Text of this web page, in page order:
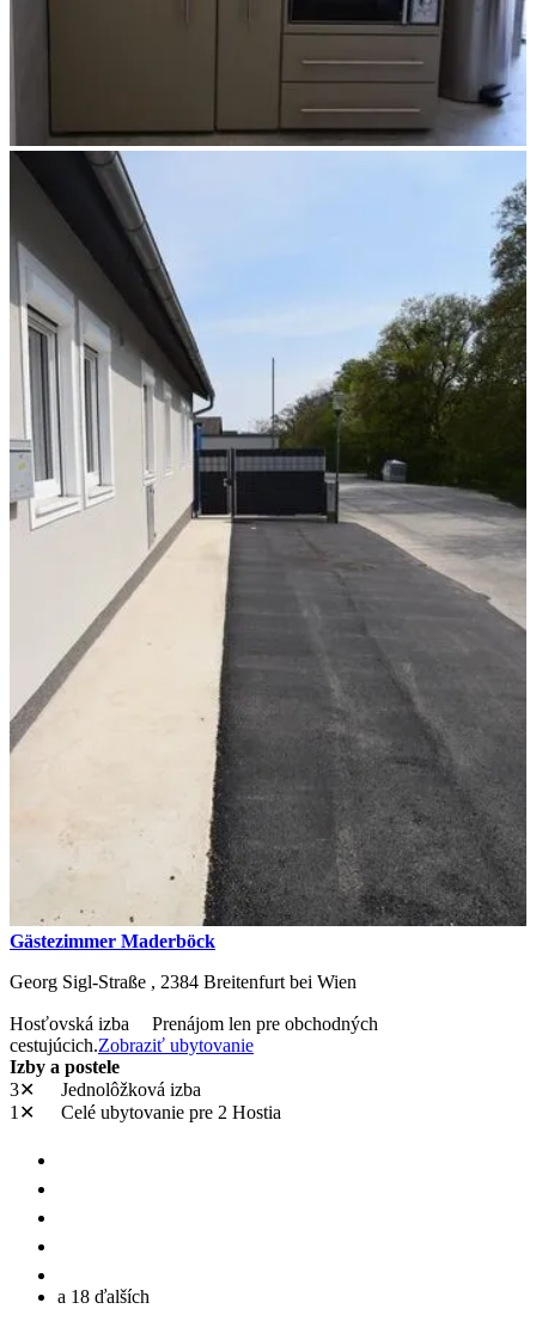
Gästezimmer Maderböck
Georg Sigl-Straße , 2384 Breitenfurt bei Wien
Hosťovská izba
Prenájom len pre obchodných
cestujúcich.Zobraziť ubytovanie
Izby a postele
3✕
Jednolôžková izba
1✕
Celé ubytovanie pre 2 Hostia
a 18 ďalších